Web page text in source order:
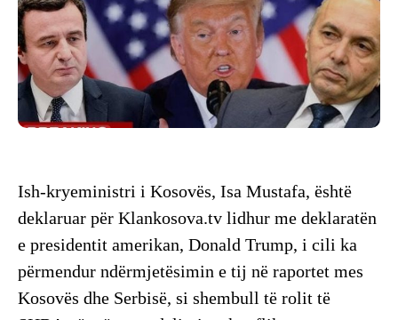
Ish-kryeministri i Kosovës, Isa Mustafa, është
deklaruar për Klankosova.tv lidhur me deklaratën
e presidentit amerikan, Donald Trump, i cili ka
përmendur ndërmjetësimin e tij në raportet mes
Kosovës dhe Serbisë, si shembull të rolit të